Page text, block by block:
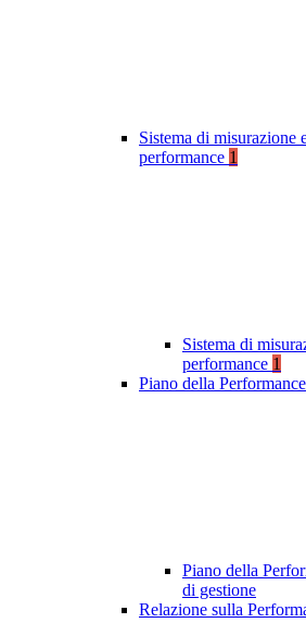
Sistema di misurazione
performance 1
Sistema di
performance 1
Piano della Performance
Piano della
di gestione
Relazione sulla